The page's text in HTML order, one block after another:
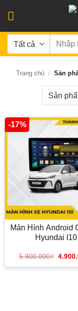
qua
nội
dung
Tìm
Trang chủ / Sản
-17%
Màn Hình Android
Hyundai I10
5.900.000₫